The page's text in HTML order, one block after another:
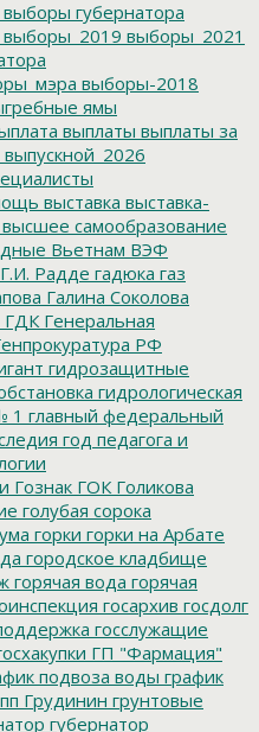
выборы губернатора
выборы_2019 выборы_2021
выборы-2018
ямы
выплаты выплаты за
выпускной_2026
выставка выставка-
высшее самообразование
Вьетнам ВЭФ
Г.И. Радде гадюка газ
Галина Соколова
ГДК Генеральная
РФ
гидрозащитные
гидрологическая
1 главный федеральный
год педагога и
Гознак ГОК Голикова
голубая сорока
горки горки на Арбате
городское кладбище
горячая вода горячая
госархив госдолг
госслужащие
ГП "Фармация"
подвоза воды график
Грудинин грунтовые
губернатор